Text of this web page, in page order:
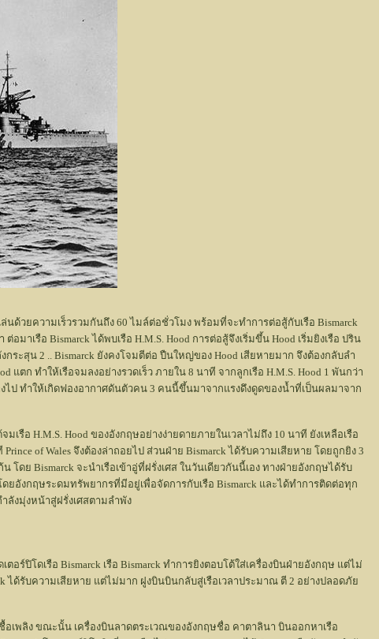
ล่นด้วยความเร็วรวมกันถึง 60 ไมล์ต่อชั่วโมง พร้อมที่จะทำการต่อสู้กับเรือ Bismarck
เรือ Bismarck ได้พบเรือ H.M.S. Hood การต่อสู้จึงเริ่มขึ้น Hood เริ่มยิงเรือ ปริน
ระสุน 2 .. Bismarck ยังคงโจมตีต่อ ปืนใหญ่ของ Hood เสียหายมาก จึงต้องกลับลำ
แตก ทำให้เรือจมลงอย่างรวดเร็ว ภายใน 8 นาที จากลูกเรือ H.M.S. Hood 1 พันกว่า
ไป ทำให้เกิดฟองอากาศดันตัวคน 3 คนนี้ขึ้นมาจากแรงดึงดูดของน้ำที่เป็นผลมาจาก
รือ H.M.S. Hood ของอังกฤษอย่างง่ายดายภายในเวลาไม่ถึง 10 นาที ยังเหลือเรือ
of Wales จึงต้องล่าถอยไป ส่วนฝ่าย Bismarck ได้รับความเสียหาย โดยถูกยิง 3
โดย Bismarck จะนำเรือเข้าอู่ที่ฝรั่งเศส ในวันเดียวกันนี้เอง ทางฝ่ายอังกฤษได้รับ
ยอังกฤษระดมทรัพยากรที่มีอยู่เพื่อจัดการกับเรือ Bismarck และได้ทำการติดต่อทุก
ำลังมุ่งหน้าสู่ฝรั่งเศสตามลำพัง
อร์ปิโดเรือ Bismarck เรือ Bismarck ทำการยิงตอบโต้ใส่เครื่องบินฝ่ายอังกฤษ แต่ไม่
ได้รับความเสียหาย แต่ไม่มาก ฝูงบินบินกลับสู่เรือเวลาประมาณ ตี 2 อย่างปลอดภัย
ชื้อเพลิง ขณะนั้น เครื่องบินลาดตระเวณของอังกฤษชื่อ คาตาลินา บินออกหาเรือ